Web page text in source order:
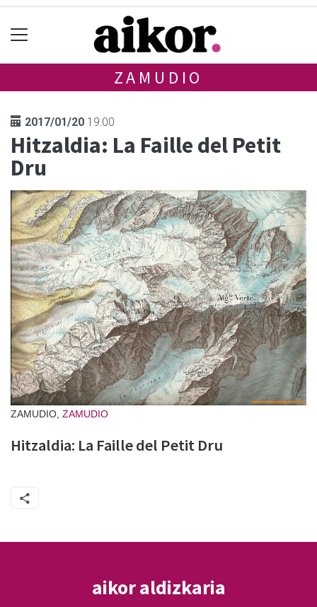
ZAMUDIO
2017/01/20 19:00
Hitzaldia: La Faille del Petit
Dru
ZAMUDIO, ZAMUDIO
Hitzaldia: La Faille del Petit Dru
aikor aldizkaria